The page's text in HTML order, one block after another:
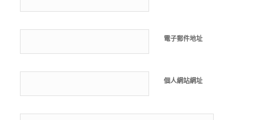
電子郵件地址
個人網站網址